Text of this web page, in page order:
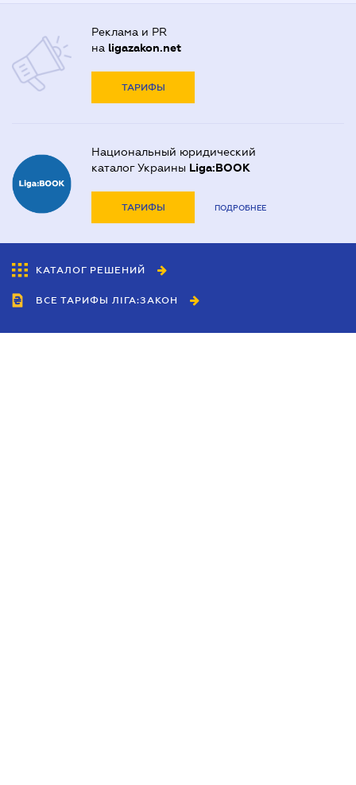
Реклама и PR
на ligazakon.net
ТАРИФЫ
Национальный юридический
каталог Украины Liga:BOOK
ТАРИФЫ ПОДРОБНЕЕ
КАТАЛОГ РЕШЕНИЙ
ВСЕ ТАРИФЫ ЛІГА:ЗАКОН